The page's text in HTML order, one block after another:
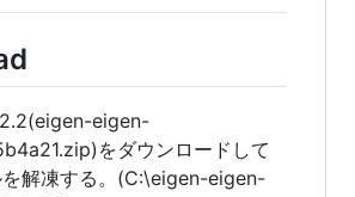
eigen-
をダウンロードして
を解凍する。(C:\eigen-eigen-